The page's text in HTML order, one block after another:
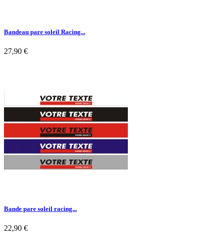
Bandeau pare soleil Racing...
27,90 €
Bande pare soleil racing...
22,90 €